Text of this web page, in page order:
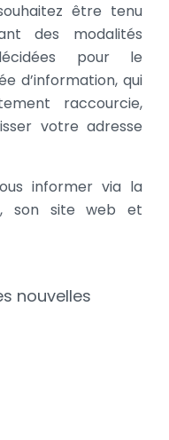
être tenu
des modalités
pour le
d’information, qui
raccourcie,
votre adresse
informer via la
, son site web et
nouvelles